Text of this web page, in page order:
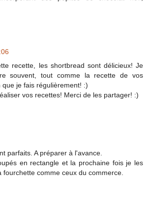
recette, les shortbread sont délicieux! Je
souvent, tout comme la recette de vos
que je fais régulièrement! :)
vos recettes! Merci de les partager! :)
parfaits. A préparer à l'avance.
en rectangle et la prochaine fois je les
fourchette comme ceux du commerce.